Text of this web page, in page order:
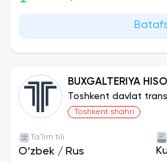
BUXGALTERIYA
(AVTOMOBIL
Toshkent davlat
Toshkent shahri
Ta'lim tili
O‘zbek / Rus